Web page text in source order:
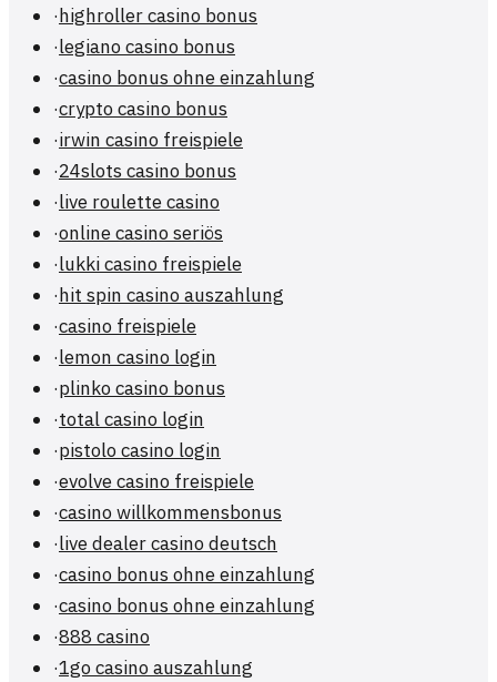
·highroller casino bonus
·legiano casino bonus
·casino bonus ohne einzahlung
·crypto casino bonus
·irwin casino freispiele
·24slots casino bonus
·live roulette casino
·online casino seriös
·lukki casino freispiele
·hit spin casino auszahlung
·casino freispiele
·lemon casino login
·plinko casino bonus
·total casino login
·pistolo casino login
·evolve casino freispiele
·casino willkommensbonus
·live dealer casino deutsch
·casino bonus ohne einzahlung
·casino bonus ohne einzahlung
·888 casino
·1go casino auszahlung